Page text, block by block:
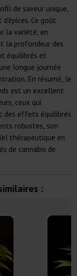
de saveur unique,
Ce goût
la variété, en
la profondeur des
équilibrés et
longue journée
En résumé, le
est un excellent
ceux qui
des effets équilibrés
robustes, son
thérapeutique en
de cannabis de
: